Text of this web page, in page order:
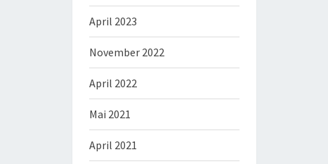
April 2023
November 2022
April 2022
Mai 2021
April 2021